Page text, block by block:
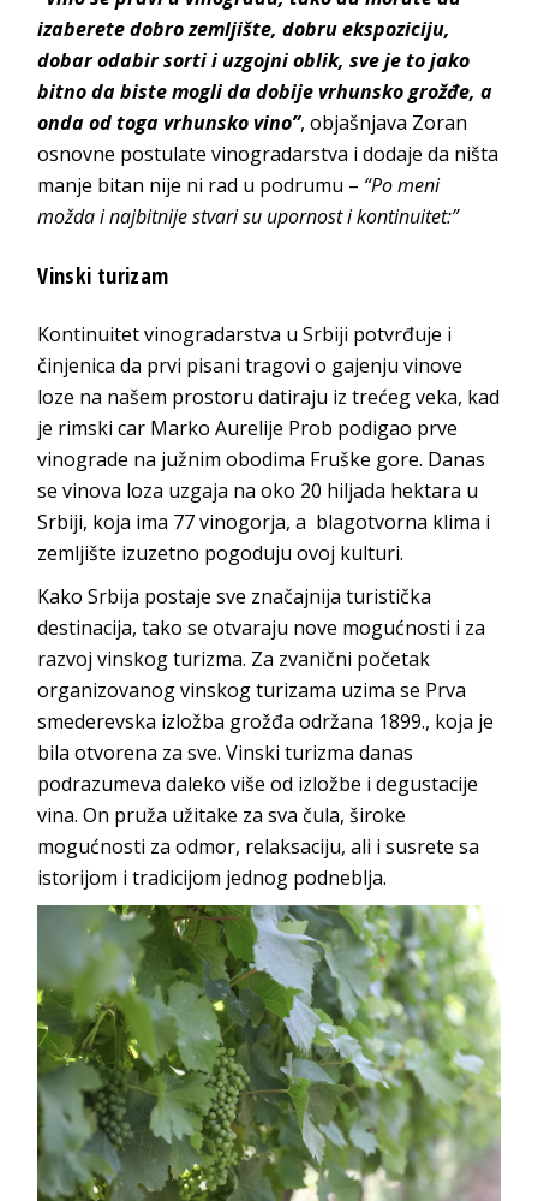
izaberete dobro zemljište, dobru ekspoziciju,
dobar odabir sorti i uzgojni oblik, sve je to jako
bitno da biste mogli da dobije vrhunsko grožđe, a
onda od toga vrhunsko vino”, objašnjava Zoran
osnovne postulate vinogradarstva i dodaje da ništa
manje bitan nije ni rad u podrumu – “Po meni
možda i najbitnije stvari su upornost i kontinuitet:”
Vinski turizam
Kontinuitet vinogradarstva u Srbiji potvrđuje i
činjenica da prvi pisani tragovi o gajenju vinove
loze na našem prostoru datiraju iz trećeg veka, kad
je rimski car Marko Aurelije Prob podigao prve
vinograde na južnim obodima Fruške gore. Danas
se vinova loza uzgaja na oko 20 hiljada hektara u
Srbiji, koja ima 77 vinogorja, a blagotvorna klima i
zemljište izuzetno pogoduju ovoj kulturi.
Kako Srbija postaje sve značajnija turistička
destinacija, tako se otvaraju nove mogućnosti i za
razvoj vinskog turizma. Za zvanični početak
organizovanog vinskog turizama uzima se Prva
smederevska izložba grožđa održana 1899., koja je
bila otvorena za sve. Vinski turizma danas
podrazumeva daleko više od izložbe i degustacije
vina. On pruža užitake za sva čula, široke
mogućnosti za odmor, relaksaciju, ali i susrete sa
istorijom i tradicijom jednog podneblja.